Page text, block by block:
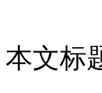
本文标